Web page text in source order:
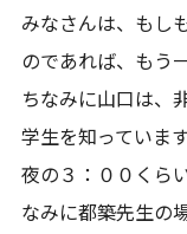
みなさんは、もし
のであれば、もう
ちなみに山口は、
学生を知っていま
夜の３：００くら
なみに都築先生の